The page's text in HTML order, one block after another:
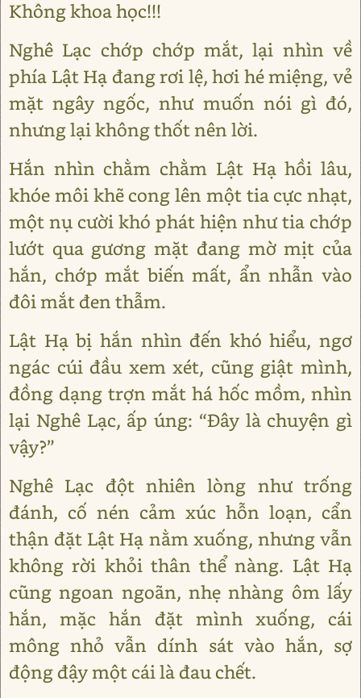
Không khoa học!!!
Nghê Lạc chớp chớp mắt, lại nhìn về
phía Lật Hạ đang rơi lệ, hơi hé miệng, vẻ
mặt ngây ngốc, như muốn nói gì đó,
nhưng lại không thốt nên lời.
Hắn nhìn chằm chằm Lật Hạ hồi lâu,
khóe môi khẽ cong lên một tia cực nhạt,
một nụ cười khó phát hiện như tia chớp
lướt qua gương mặt đang mờ mịt của
hắn, chớp mắt biến mất, ẩn nhẫn vào
đôi mắt đen thẫm.
Lật Hạ bị hắn nhìn đến khó hiểu, ngơ
ngác cúi đầu xem xét, cũng giật mình,
đồng dạng trợn mắt há hốc mồm, nhìn
lại Nghê Lạc, ấp úng: “Đây là chuyện gì
vậy?”
Nghê Lạc đột nhiên lòng như trống
đánh, cố nén cảm xúc hỗn loạn, cẩn
thận đặt Lật Hạ nằm xuống, nhưng vẫn
không rời khỏi thân thể nàng. Lật Hạ
cũng ngoan ngoãn, nhẹ nhàng ôm lấy
hắn, mặc hắn đặt mình xuống, cái
mông nhỏ vẫn dính sát vào hắn, sợ
động đậy một cái là đau chết.